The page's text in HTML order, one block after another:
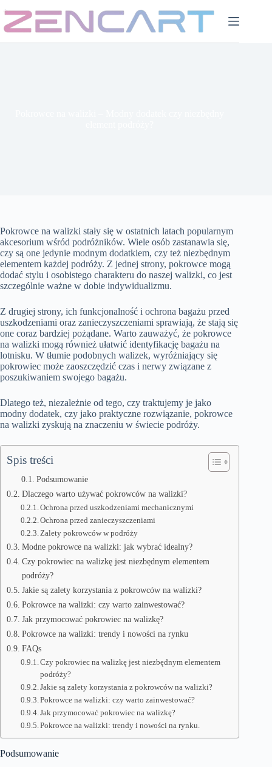
do
treści
Pokrowce na walizki stały się w ostatnich latach popularnym
akcesorium wśród podróżników. Wiele osób zastanawia się,
czy są one jedynie modnym dodatkiem, czy też niezbędnym
elementem każdej podróży. Z jednej strony, pokrowce mogą
dodać stylu i osobistego charakteru do naszej walizki, co jest
szczególnie ważne w dobie indywidualizmu.
Z drugiej strony, ich funkcjonalność i ochrona bagażu przed
uszkodzeniami oraz zanieczyszczeniami sprawiają, że stają się
one coraz bardziej pożądane. Warto zauważyć, że pokrowce
na walizki mogą również ułatwić identyfikację bagażu na
lotnisku. W tłumie podobnych walizek, wyróżniający się
pokrowiec może zaoszczędzić czas i nerwy związane z
poszukiwaniem swojego bagażu.
Dlatego też, niezależnie od tego, czy traktujemy je jako
modny dodatek, czy jako praktyczne rozwiązanie, pokrowce
na walizki zyskują na znaczeniu w świecie podróży.
Spis treści
Podsumowanie
Dlaczego warto używać pokrowców na walizki?
Ochrona przed uszkodzeniami mechanicznymi
Ochrona przed zanieczyszczeniami
Zalety pokrowców w podróży
Modne pokrowce na walizki: jak wybrać idealny?
Czy pokrowiec na walizkę jest niezbędnym elementem
podróży?
Jakie są zalety korzystania z pokrowców na walizki?
Pokrowce na walizki: czy warto zainwestować?
Jak przymocować pokrowiec na walizkę?
Pokrowce na walizki: trendy i nowości na rynku
FAQs
Czy pokrowiec na walizkę jest niezbędnym elementem
podróży?
Jakie są zalety korzystania z pokrowców na walizki?
Pokrowce na walizki: czy warto zainwestować?
Jak przymocować pokrowiec na walizkę?
Pokrowce na walizki: trendy i nowości na rynku.
Podsumowanie